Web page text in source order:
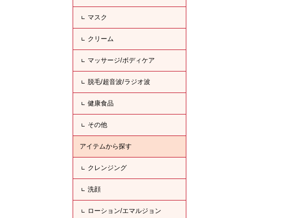
マスク
クリーム
マッサージ/ボディケア
脱毛/超音波/ラジオ波
健康食品
その他
アイテムから探す
クレンジング
洗顔
ローション/エマルジョン